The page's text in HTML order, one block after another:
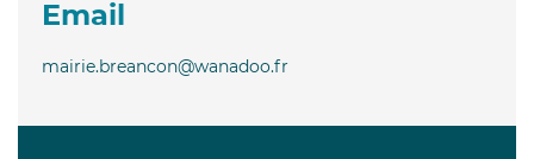
Email
mairie.breancon@wanadoo.fr